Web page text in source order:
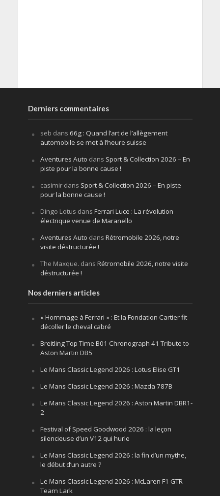
Derniers commentaires
seb dans 66g : Quand l’art de l’allègement
automobile se met à l’heure suisse
Aventures Auto dans Sport & Collection 2026 – En
piste pour la bonne cause !
casimirdans Sport & Collection 2026 – En piste
pour la bonne cause !
Dingo Lotus dans Ferrari Luce : La révolution
électrique venue de Maranello
Aventures Auto dans Rétromobile 2026, notre
visite déstructurée !
The Maxque. dans Rétromobile 2026, notre visite
déstructurée !
Nos derniers articles
« Hommage à Ferrari » : Et la Fondation Cartier fit
décoller le cheval cabré
Breitling Top Time B01 Chronograph 41 Tribute to
Aston Martin DB5
Le Mans Classic Legend 2026 : Lotus Elise GT1
Le Mans Classic Legend 2026 : Mazda 787B
Le Mans Classic Legend 2026 : Aston Martin DBR1-
2
Festival of Speed Goodwood 2026 : la leçon
silencieuse d’un V12 qui hurle
Le Mans Classic Legend 2026 : la fin d’un mythe,
le début d’un autre ?
Le Mans Classic Legend 2026 : McLaren F1 GTR
Team Lark